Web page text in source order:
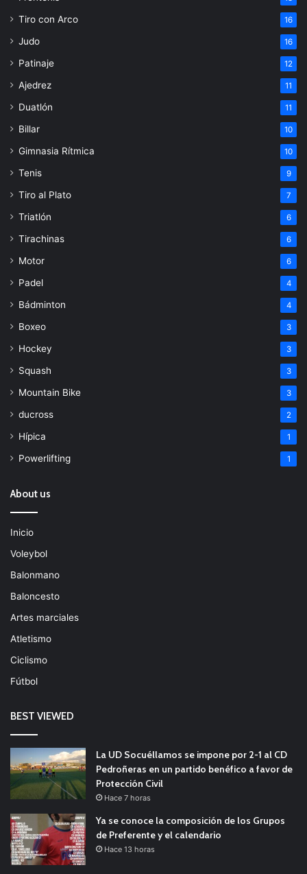
Tiro con Arco 16
Judo 16
Patinaje 12
Ajedrez 11
Duatlón 11
Billar 10
Gimnasia Rítmica 10
Tenis 9
Tiro al Plato 7
Triatlón 6
Tirachinas 6
Motor 6
Padel 4
Bádminton 4
Boxeo 3
Hockey 3
Squash 3
Mountain Bike 3
ducross 2
Hípica 1
Powerlifting 1
About us
Inicio
Voleybol
Balonmano
Baloncesto
Artes marciales
Atletismo
Ciclismo
Fútbol
BEST VIEWED
La UD Socuéllamos se impone por 2-1 al CD
Pedroñeras en un partido benéfico a favor de
Protección Civil
Hace 7 horas
Ya se conoce la composición de los Grupos
de Preferente y el calendario
Hace 13 horas